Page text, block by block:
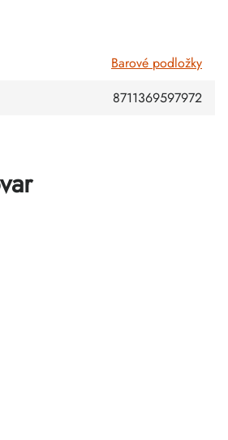
Barové podložky
8711369597972